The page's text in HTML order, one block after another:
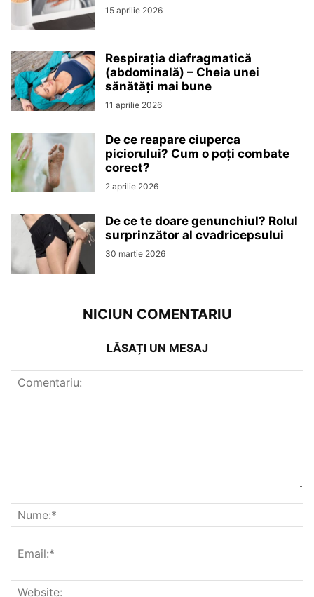
15 aprilie 2026
Respirația diafragmatică
(abdominală) – Cheia unei
sănătăți mai bune
11 aprilie 2026
De ce reapare ciuperca
piciorului? Cum o poți combate
corect?
2 aprilie 2026
De ce te doare genunchiul? Rolul
surprinzător al cvadricepsului
30 martie 2026
NICIUN COMENTARIU
LĂSAȚI UN MESAJ